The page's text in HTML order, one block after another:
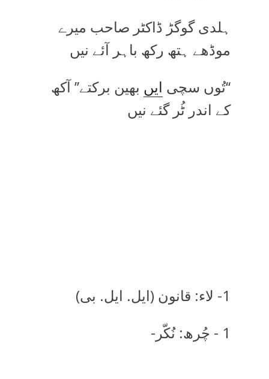
ہلدی گوگڑ ڈاکٹر صاحب میرے
موڈھے ہتھ رکھ باہر آئے نیں
‘‘تُوں سچی ایں بھین برکتے’’ آکھ
کے اندر ٹُر گئے نیں
1- لاء: قانون (ایل. ایل. بی)
1 - چُرھ: نُکّر-